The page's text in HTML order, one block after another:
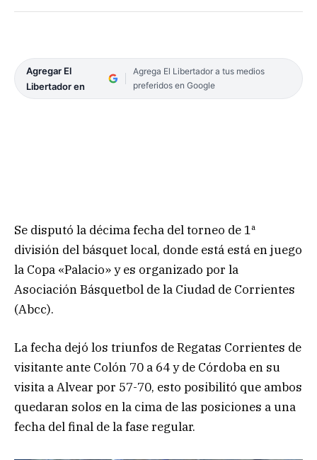
Agregar El
Libertador en
Agrega El Libertador a tus medios
preferidos en Google
Se disputó la décima fecha del torneo de 1ª
división del básquet local, donde está está en juego
la Copa «Palacio» y es organizado por la
Asociación Básquetbol de la Ciudad de Corrientes
(Abcc).
La fecha dejó los triunfos de Regatas Corrientes de
visitante ante Colón 70 a 64 y de Córdoba en su
visita a Alvear por 57-70, esto posibilitó que ambos
quedaran solos en la cima de las posiciones a una
fecha del final de la fase regular.